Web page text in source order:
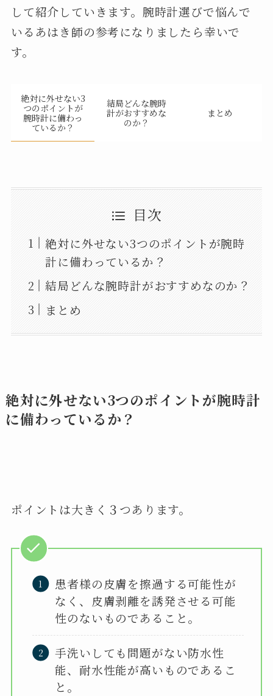
して紹介していきます。腕時計選びで悩んで
いるあはき師の参考になりましたら幸いで
す。
絶対に外せない3
つのポイントが
腕時計に備わっ
ているか？
結局どんな腕時
計がおすすめな
のか？
まとめ
目次
絶対に外せない3つのポイントが腕時
計に備わっているか？
結局どんな腕時計がおすすめなのか？
まとめ
絶対に外せない3つのポイントが腕時計
に備わっているか？
ポイントは大きく３つあります。
患者様の皮膚を擦過する可能性が
なく、皮膚剥離を誘発させる可能
性のないものであること。
手洗いしても問題がない防水性
能、耐水性能が高いものであるこ
と。